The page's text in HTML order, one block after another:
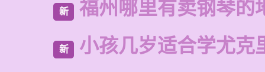
新 福州哪里有卖钢琴的
新 小孩几岁适合学尤克